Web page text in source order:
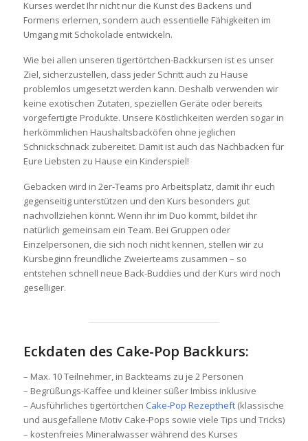
Kurses werdet Ihr nicht nur die Kunst des Backens und
Formens erlernen, sondern auch essentielle Fähigkeiten im
Umgang mit Schokolade entwickeln.
Wie bei allen unseren tigertörtchen-Backkursen ist es unser
Ziel, sicherzustellen, dass jeder Schritt auch zu Hause
problemlos umgesetzt werden kann. Deshalb verwenden wir
keine exotischen Zutaten, speziellen Geräte oder bereits
vorgefertigte Produkte. Unsere Köstlichkeiten werden sogar in
herkömmlichen Haushaltsbacköfen ohne jeglichen
Schnickschnack zubereitet. Damit ist auch das Nachbacken für
Eure Liebsten zu Hause ein Kinderspiel!
Gebacken wird in 2er-Teams pro Arbeitsplatz, damit ihr euch
gegenseitig unterstützen und den Kurs besonders gut
nachvollziehen könnt. Wenn ihr im Duo kommt, bildet ihr
natürlich gemeinsam ein Team. Bei Gruppen oder
Einzelpersonen, die sich noch nicht kennen, stellen wir zu
Kursbeginn freundliche Zweierteams zusammen – so
entstehen schnell neue Back-Buddies und der Kurs wird noch
geselliger.
Eckdaten des Cake-Pop Backkurs:
– Max. 10 Teilnehmer, in Backteams zu je 2 Personen
– Begrüßungs-Kaffee und kleiner süßer Imbiss inklusive
– Ausführliches tigertörtchen Cake-Pop Rezeptheft(klassische
und ausgefallene Motiv Cake-Pops sowie viele Tips und Tricks)
– kostenfreies Mineralwasser während des Kurses